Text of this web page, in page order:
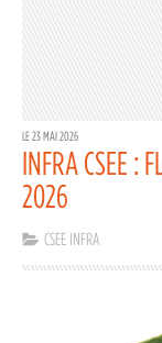
LE 23 MAI 2026
INFRA CSEE :
2026
CSEE INFRA